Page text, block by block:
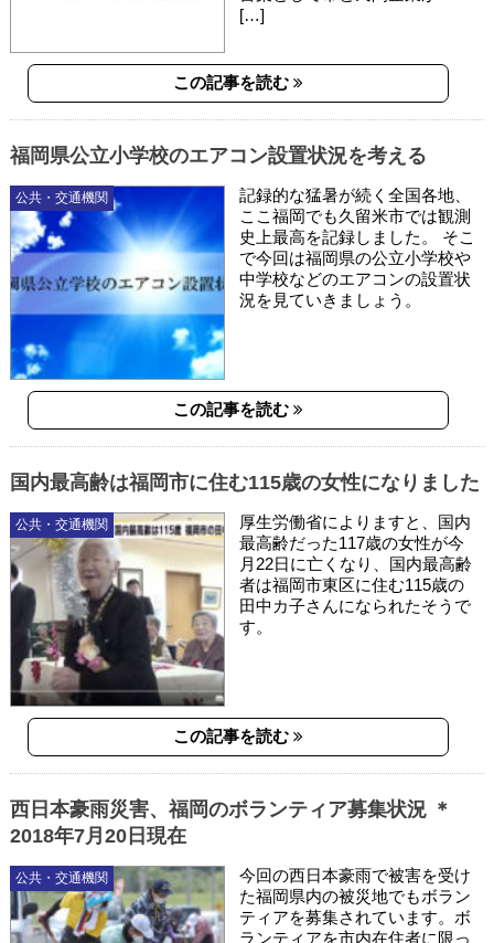
[…]
この記事を読む
公共・交通機関
福岡県公立小学校のエアコン設置状況を考える
記録的な猛暑が続く全国各地、
ここ福岡でも久留米市では観測
史上最高を記録しました。 そこ
で今回は福岡県の公立小学校や
中学校などのエアコンの設置状
況を見ていきましょう。
この記事を読む
公共・交通機関
国内最高齢は福岡市に住む115歳の女性になりました
厚生労働省によりますと、国内
最高齢だった117歳の女性が今
月22日に亡くなり、国内最高齢
者は福岡市東区に住む115歳の
田中カ子さんになられたそうで
す。
この記事を読む
公共・交通機関
西日本豪雨災害、福岡のボランティア募集状況 ＊
2018年7月20日現在
今回の西日本豪雨で被害を受け
た福岡県内の被災地でもボラン
ティアを募集されています。ボ
ランティアを市内在住者に限っ